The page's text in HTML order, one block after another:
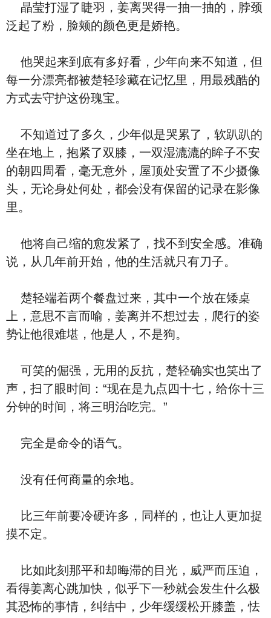
晶莹打湿了睫羽，姜离哭得一抽一抽的，脖颈
泛起了粉，脸颊的颜色更是娇艳。
他哭起来到底有多好看，少年向来不知道，但
每一分漂亮都被楚轻珍藏在记忆里，用最残酷的
方式去守护这份瑰宝。
不知道过了多久，少年似是哭累了，软趴趴的
坐在地上，抱紧了双膝，一双湿漉漉的眸子不安
的朝四周看，毫无意外，屋顶处安置了不少摄像
头，无论身处何处，都会没有保留的记录在影像
里。
他将自己缩的愈发紧了，找不到安全感。准确
说，从几年前开始，他的生活就只有刀子。
楚轻端着两个餐盘过来，其中一个放在矮桌
上，意思不言而喻，姜离并不想过去，爬行的姿
势让他很难堪，他是人，不是狗。
可笑的倔强，无用的反抗，楚轻确实也笑出了
声，扫了眼时间：“现在是九点四十七，给你十三
分钟的时间，将三明治吃完。”
完全是命令的语气。
没有任何商量的余地。
比三年前要冷硬许多，同样的，也让人更加捉
摸不定。
比如此刻那平和却晦滞的目光，威严而压迫，
看得姜离心跳加快，似乎下一秒就会发生什么极
其恐怖的事情，纠结中，少年缓缓松开膝盖，怯